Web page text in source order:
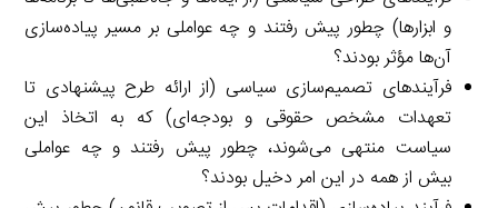
و ابزارها) چطور پیش رفتند و چه عواملی بر مسیر پیاده‌سازی
آن‌ها مؤثر بودند؟
فرآیندهای تصمیم‌سازی سیاسی (از ارائه طرح پیشنهادی تا
تعهدات مشخص حقوقی و بودجه‌ای) که به اتخاذ این
سیاست منتهی می‌شوند، چطور پیش رفتند و چه عواملی
بیش از همه در این امر دخیل بودند؟